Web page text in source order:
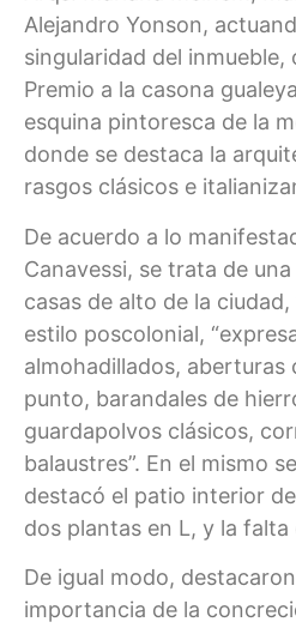
Alejandro Yonson,
singularidad del
Premio a la casona
esquina pintoresca de la
donde se destaca la
rasgos clásicos e
De acuerdo a lo
Canavessi, se trata de
casas de alto de la
estilo poscolonial,
almohadillados, aberturas
punto, barandales de
guardapolvos clásicos,
balaustres”. En el mismo
destacó el patio interior
dos plantas en L, y la falta
De igual modo,
importancia de la